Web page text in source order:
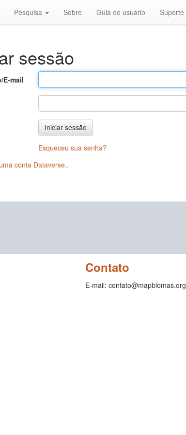
Pesquisa Sobre Guia do usuário Suporte
sessão
E-mail
Iniciar sessão
Esqueceu sua senha?
conta Dataverse..
Contato
E-mail: contato@mapbiomas.org